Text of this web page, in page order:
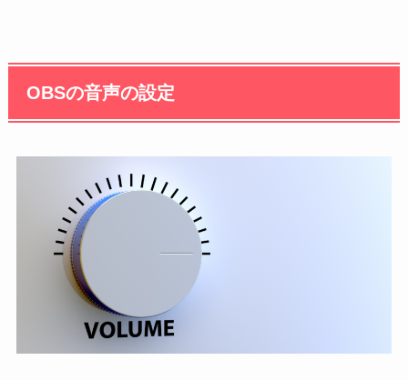
OBSの音声の設定